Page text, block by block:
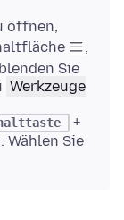
öffnen,
,
Sie
Werkzeuge
+
Wählen Sie